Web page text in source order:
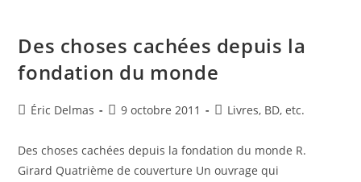
Des choses cachées depuis la
fondation du monde
Auteur/autrice
la
publication :
Éric Delmas
Publication
9 octobre 2011
PostLivres, BD, etc.
Des choses cachées depuis la fondation du monde R.
Girard Quatrième de couverture Un ouvrage qui